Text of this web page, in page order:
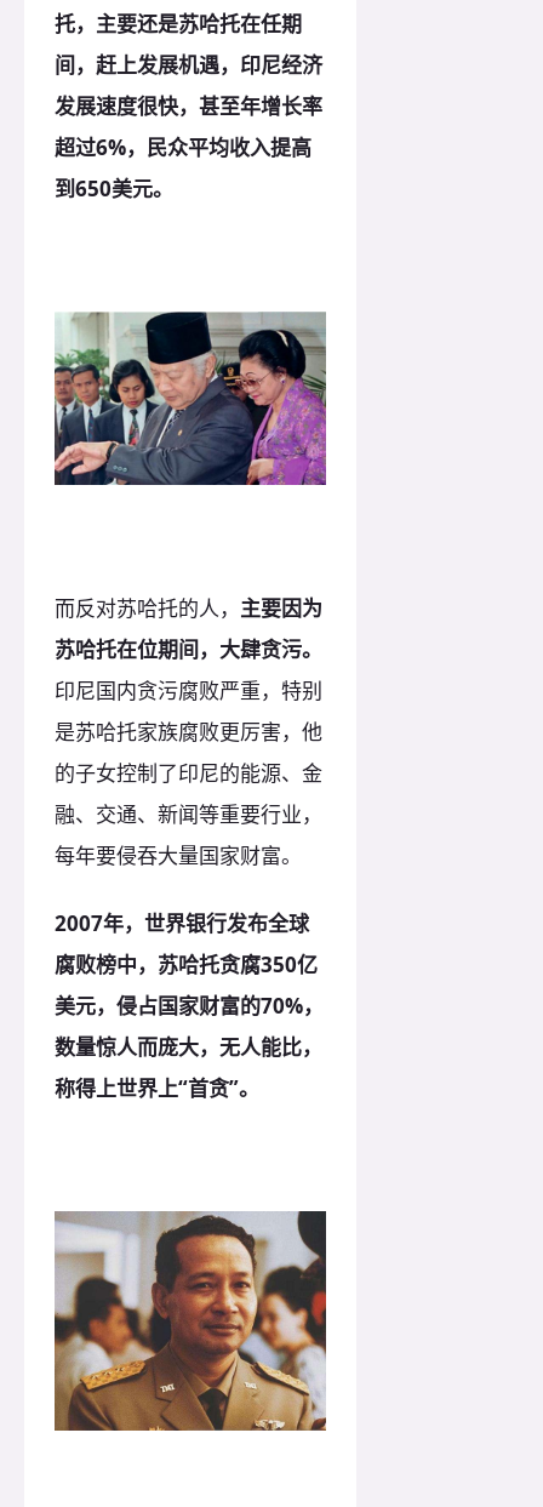
托，主要还是苏哈托在任期
间，赶上发展机遇，印尼经济
发展速度很快，甚至年增长率
超过6%，民众平均收入提高
到650美元。
而反对苏哈托的人， 主要因为
苏哈托在位期间，大肆贪污。
印尼国内贪污腐败严重，特别
是苏哈托家族腐败更厉害，他
的子女控制了印尼的能源、金
融、交通、新闻等重要行业，
每年要侵吞大量国家财富。
2007年，世界银行发布全球
腐败榜中，苏哈托贪腐350亿
美元，侵占国家财富的70%，
数量惊人而庞大，无人能比，
称得上世界上“首贪”。